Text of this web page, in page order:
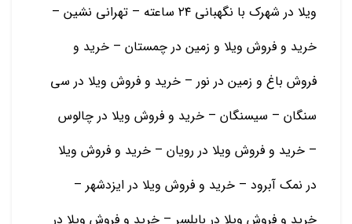
ویلا در شهرک با نگهبانی ۲۴ ساعته – تهرانی نشین –
خرید و فروش ویلا و زمین در چمستان – خرید و
فروش باغ و زمین در نور – خرید و فروش ویلا در سی
سنگان – سیسنگان – خرید و فروش ویلا در چالوس
– خرید و فروش ویلا در رویان – خرید و فروش ویلا
در نمک آبرود – خرید و فروش ویلا در ایزدشهر –
خرید و فروش ویلا در بابلسر – خرید و فروش ویلا در